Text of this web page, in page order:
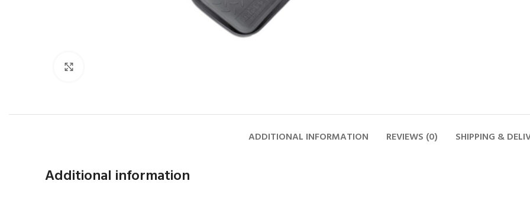
ADDITIONAL INFORMATION REVIEWS (0) SHIPPING &
Additional information